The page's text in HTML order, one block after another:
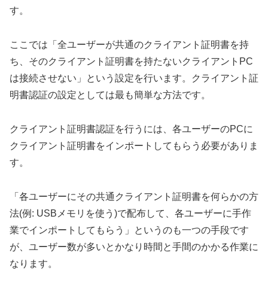
す。
ここでは「全ユーザーが共通のクライアント証明書を持
ち、そのクライアント証明書を持たないクライアントPC
は接続させない」という設定を行います。クライアント証
明書認証の設定としては最も簡単な方法です。
クライアント証明書認証を行うには、各ユーザーのPCに
クライアント証明書をインポートしてもらう必要がありま
す。
「各ユーザーにその共通クライアント証明書を何らかの方
法(例: USBメモリを使う)で配布して、各ユーザーに手作
業でインポートしてもらう」というのも一つの手段です
が、ユーザー数が多いとかなり時間と手間のかかる作業に
なります。